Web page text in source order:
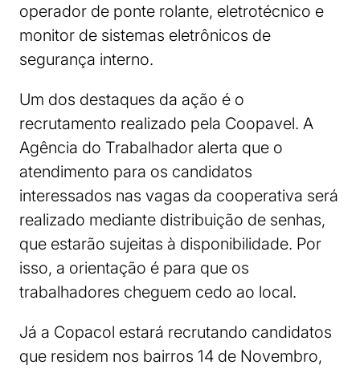
operador de ponte rolante, eletrotécnico e
monitor de sistemas eletrônicos de
segurança interno.
Um dos destaques da ação é o
recrutamento realizado pela Coopavel. A
Agência do Trabalhador alerta que o
atendimento para os candidatos
interessados nas vagas da cooperativa será
realizado mediante distribuição de senhas,
que estarão sujeitas à disponibilidade. Por
isso, a orientação é para que os
trabalhadores cheguem cedo ao local.
Já a Copacol estará recrutando candidatos
que residem nos bairros 14 de Novembro,